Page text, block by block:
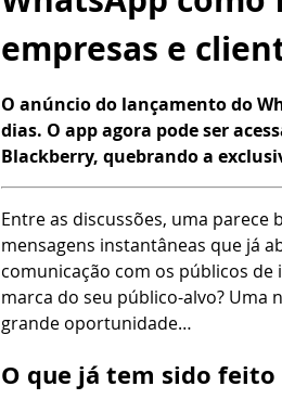
empresas e
O anúncio do lançamento do
dias. O app agora pode ser
Blackberry, quebrando a
Entre as discussões, uma
mensagens instantâneas que já
comunicação com os públicos
marca do seu público-alvo? Uma
grande oportunidade…
O que já tem sido feito